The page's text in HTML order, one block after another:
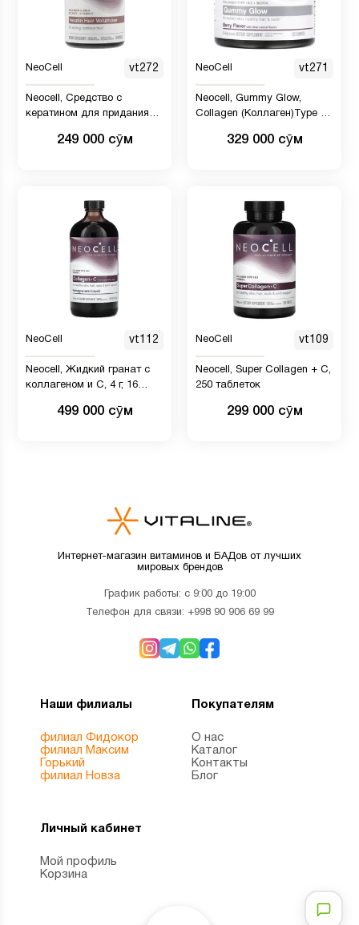
NeoCell vt272
Neocell, Средство с
кератином для придания
249 000 сӯм
NeoCell vt271
Neocell, Gummy Glow,
Collagen (Коллаген)Type 1
Gummies329 000 сӯм
NeoCell vt112
Neocell, Жидкий гранат с
коллагеном и C, 4 г, 16
499 000 сӯм
NeoCell vt109
Neocell, Super Collagen + C,
250 таблеток
299 000 сӯм
Интернет-магазин витаминов и БАДов от лучших
мировых брендов
График работы: с 9:00 до 19:00
Телефон для связи: +998 90 906 69 99
Наши филиалы
филиал Фидокор
филиал Максим
Горький
филиал Новза
Покупателям
О нас
Каталог
Контакты
Блог
Личный кабинет
Мой профиль
Корзина